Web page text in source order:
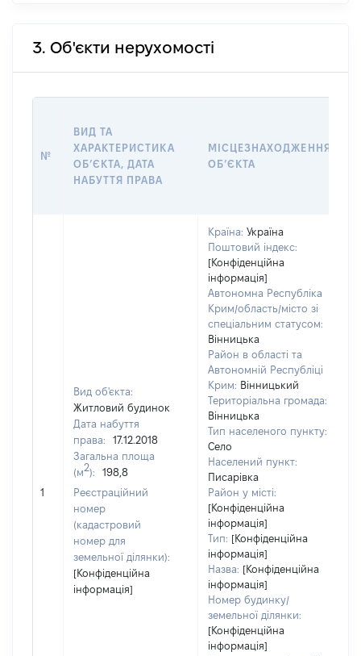
3. Об'єкти нерухомості
№
ВИД ТА
ХАРАКТЕРИСТИКА
ОБʼЄКТА, ДАТА
НАБУТТЯ ПРАВА
МІСЦЕЗНАХОДЖЕННЯ
ОБʼЄКТА
1
Вид об'єкта:
Житловий будинок
Дата набуття
права:
17.12.2018
Загальна площа
(м2):
198,8
Реєстраційний
номер
(кадастровий
номер для
земельної ділянки):
[Конфіденційна
інформація]
Країна: Україна
Поштовий індекс:
[Конфіденційна
інформація]
Автономна Республіка
Крим/область/місто зі
спеціальним статусом:
Вінницька
Район в області та
Автономній Республіці
Крим: Вінницький
Територіальна громада:
Вінницька
Тип населеного пункту:
Село
Населений пункт:
Писарівка
Район у місті:
[Конфіденційна
інформація]
Тип: [Конфіденційна
інформація]
Назва: [Конфіденційна
інформація]
Номер будинку/
земельної ділянки:
[Конфіденційна
інформація]